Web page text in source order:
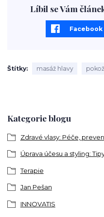
Kategorie blogu
Zdravé vlasy: Péče,
Úprava účesu a styling:
Terapie
Jan Pešan
INNOVATIS
Líbil se Vám
Facebook
Štítky masáž hlavy